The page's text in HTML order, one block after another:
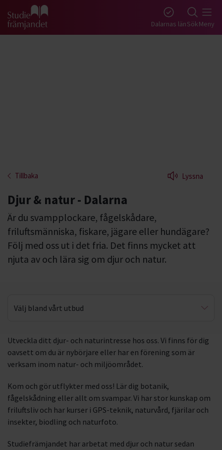
Gå till studiefrämjandets startsida Dalarnas länSökMeny
Tillbaka Lyssna
Djur & natur - Dalarna
Är du svampplockare, fågelskådare,
friluftsmänniska, fiskare, jägare eller hundägare?
Följ med oss ut i det fria. Det finns mycket att
njuta av och lära sig om djur och natur.
Välj bland vårt utbud
Friluftsliv
Naturguidning
Utveckla ditt djur- och naturintresse hos oss. Vi finns för dig
oavsett om du är nybörjare eller har en förening som är
verksam inom natur- och miljöområdet.
Kom och gör utflykter med oss! Lär dig botanik,
fågelskådning eller allt om svampar. Vi har stor kunskap om
friluftsliv och har kurser i GPS-teknik, naturvård, fjärilar och
insekter, biodling och naturfoto.
Studiefrämjandet har arbetat med djur och natur sedan